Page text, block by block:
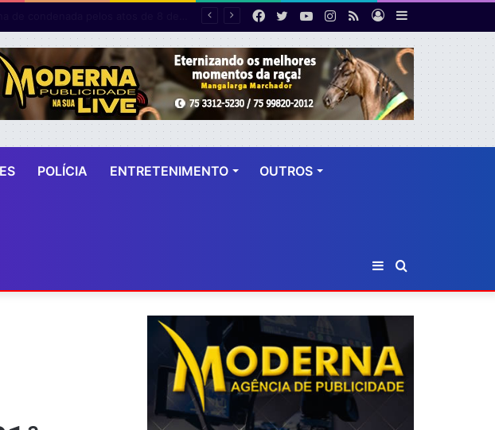
Barra
Lateral
Entrar
RSS
Instagram
YouTube
Twitter
Facebook
POLÍCIA ENTRETENIMENTO OUTROS
por
Barra
Lateral